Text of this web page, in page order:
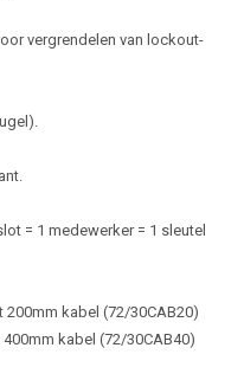
vergrendelen van lockout-
= 1 medewerker = 1 sleutel
kabel (72/30CAB20)
kabel (72/30CAB40)